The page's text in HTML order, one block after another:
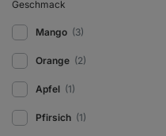
Geschmack
Mango (3)
Orange (2)
Apfel (1)
Pfirsich (1)